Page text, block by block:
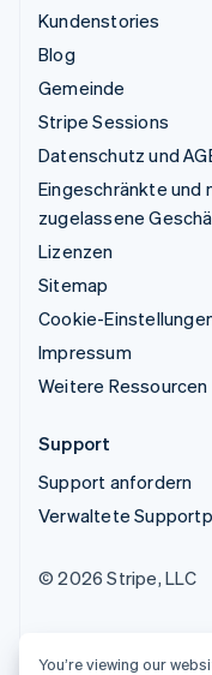
Kundenstories
Blog
Gemeinde
Stripe Sessions
Datenschutz und
Eingeschränkte und
zugelassene
Lizenzen
Sitemap
Cookie-
Impressum
Weitere Ressourcen
Support
Support anfordern
Verwaltete
© 2026 Stripe, LLC
You’re viewing our